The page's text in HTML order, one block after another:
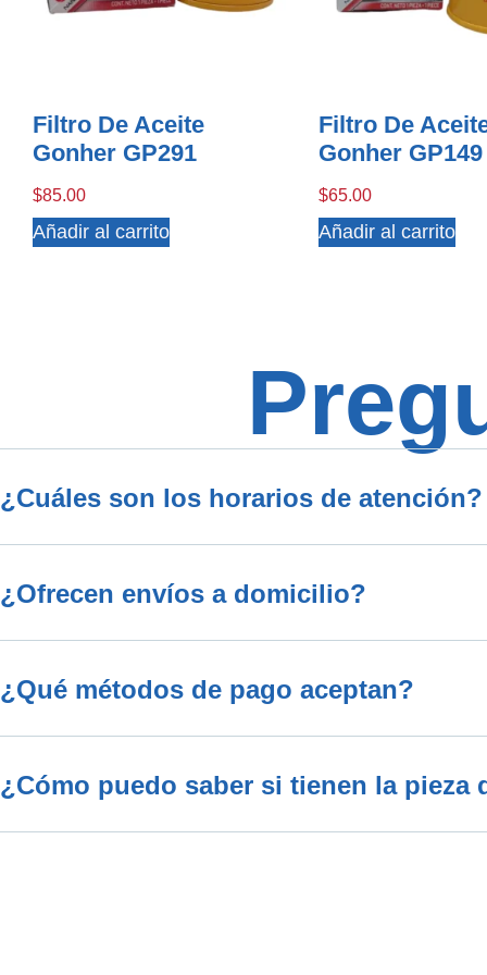
Filtro De Aceite
Gonher GP291
$85.00
Añadir al carrito
Filtro De
Gonher GP149
$65.00
Añadir al carrito
¿Cuáles son los horarios de atención?
¿Ofrecen envíos a domicilio?
¿Qué métodos de pago aceptan?
¿Cómo puedo saber si tienen la pieza